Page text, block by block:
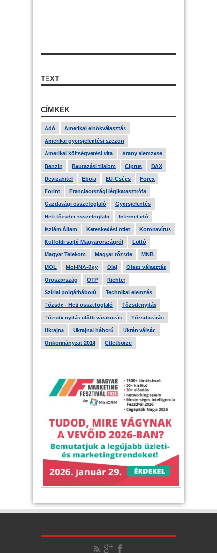
TEXT
CÍMKÉK
Adó Amerikai elnökválasztás
Amerikai gyorsjelentési szezon
Amerikai költségvetési vita Arany elemzése
Benzin Beutazási tilalom Ciprus DAX
Devizahitel Ebola EU-Csúcs Forex
Forint Franciaországi légikatasztrófa
Gazdasági összefoglaló Gyorsjelentés
Heti tőzsdei összefoglaló Internetadó
Iszlám Állam Kereskedési ötlet Koronavírus
Külföldi sajtó Magyarországról Lottó
Magyar Telekom Magyar tőzsde MNB
MOL Mol-INA-ügy Olaj Olasz választás
Oroszország OTP Richter
Szíriai polgárháború Technikai elemzés
Tőzsde - Heti összefoglaló Tőzsdenyitás
Tőzsde nyitás előtti várakozás Tőzsdezárás
Ukrajna Ukrajnai háború Ukrán válság
Önkormányzat 2014 Ötletbörze